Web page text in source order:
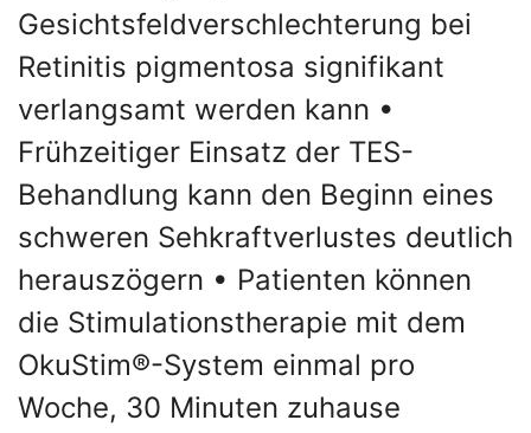
Gesichtsfeldverschlechterung bei
Retinitis pigmentosa signifikant
verlangsamt werden kann •
Frühzeitiger Einsatz der TES-
Behandlung kann den Beginn eines
schweren Sehkraftverlustes deutlich
herauszögern • Patienten können
die Stimulationstherapie mit dem
OkuStim®-System einmal pro
Woche, 30 Minuten zuhause